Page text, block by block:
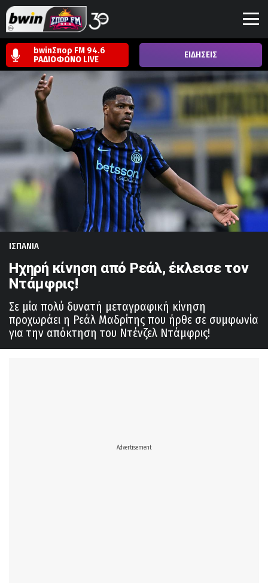
bwinΣπορ FM 94.6
ΡΑΔΙΟΦΩΝΟ LIVE ΕΙΔΗΣΕΙΣ
ΙΣΠΑΝΙΑ
Ηχηρή κίνηση από Ρεάλ, έκλεισε τον
Ντάμφρις!
Σε μία πολύ δυνατή μεταγραφική κίνηση
προχωράει η Ρεάλ Μαδρίτης που ήρθε σε συμφωνία
για την απόκτηση του Ντένζελ Ντάμφρις!